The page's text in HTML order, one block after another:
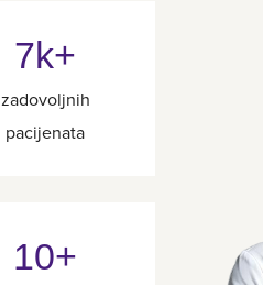
7k+
zadovoljnih
pacijenata
10+